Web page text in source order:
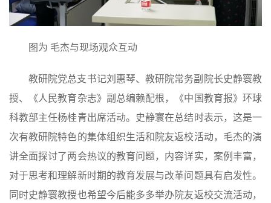
图为 毛杰与现场观众互动
教研院党总支书记刘惠琴、教研院常务副院长史静寰教
授、《人民教育杂志》副总编赖配根，《中国教育报》环球
科教部主任杨桂青出席活动。史静寰在总结时表示，这是一
次有教研院特色的集体组织生活和院友返校活动，毛杰的演
讲全面探讨了两会热议的教育问题，内容详实，案例丰富，
对于思考和理解新时期的教育发展与改革问题具有启发性。
同时史静寰教授也希望今后能多多举办院友返校交流活动，